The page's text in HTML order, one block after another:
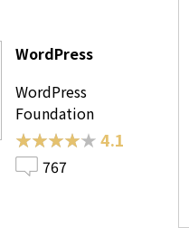
WordPress
WordPress
Foundation
★★★★★
★★★★★ 4.1
767